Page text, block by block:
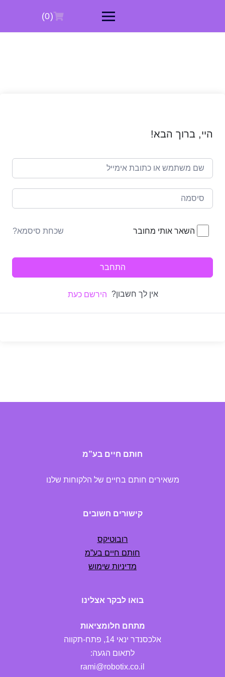
(0)
היי, ברוך הבא!
השאר אותי מחובר שכחת סיסמא?
התחבר
אין לך חשבון? הירשם כעת
חותם חיים בע”מ
משאירים חותם בחיים של הלקוחות שלנו
קישורים חשובים
רובוטיקס
חותם חיים בע”מ
מדיניות שימוש
בואו לבקר אצלינו
מתחם חלומציאות
אלכסנדר ינאי 14, פתח-תקווה
לתאום הגעה:
rami@robotix.co.il